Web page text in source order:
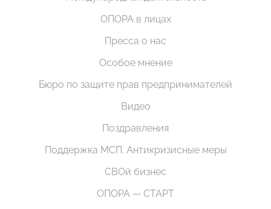
ОПОРА в лицах
Пресса о нас
Особое мнение
Бюро по защите прав предпринимателей
Видео
Поздравления
Поддержка МСП. Антикризисные меры
СВОй бизнес
ОПОРА — СТАРТ